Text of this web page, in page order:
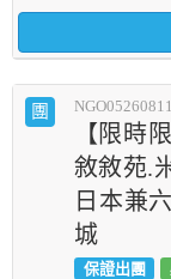
團
【限時
敘敘苑.
日本兼
城
保證出團